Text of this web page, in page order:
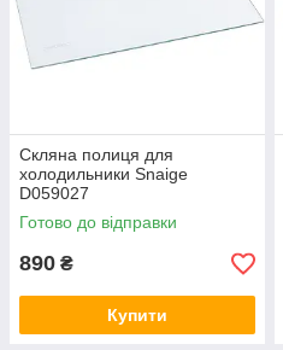
Скляна полиця для
холодильники Snaige
D059027
Готово до відправки
890 ₴
Купити